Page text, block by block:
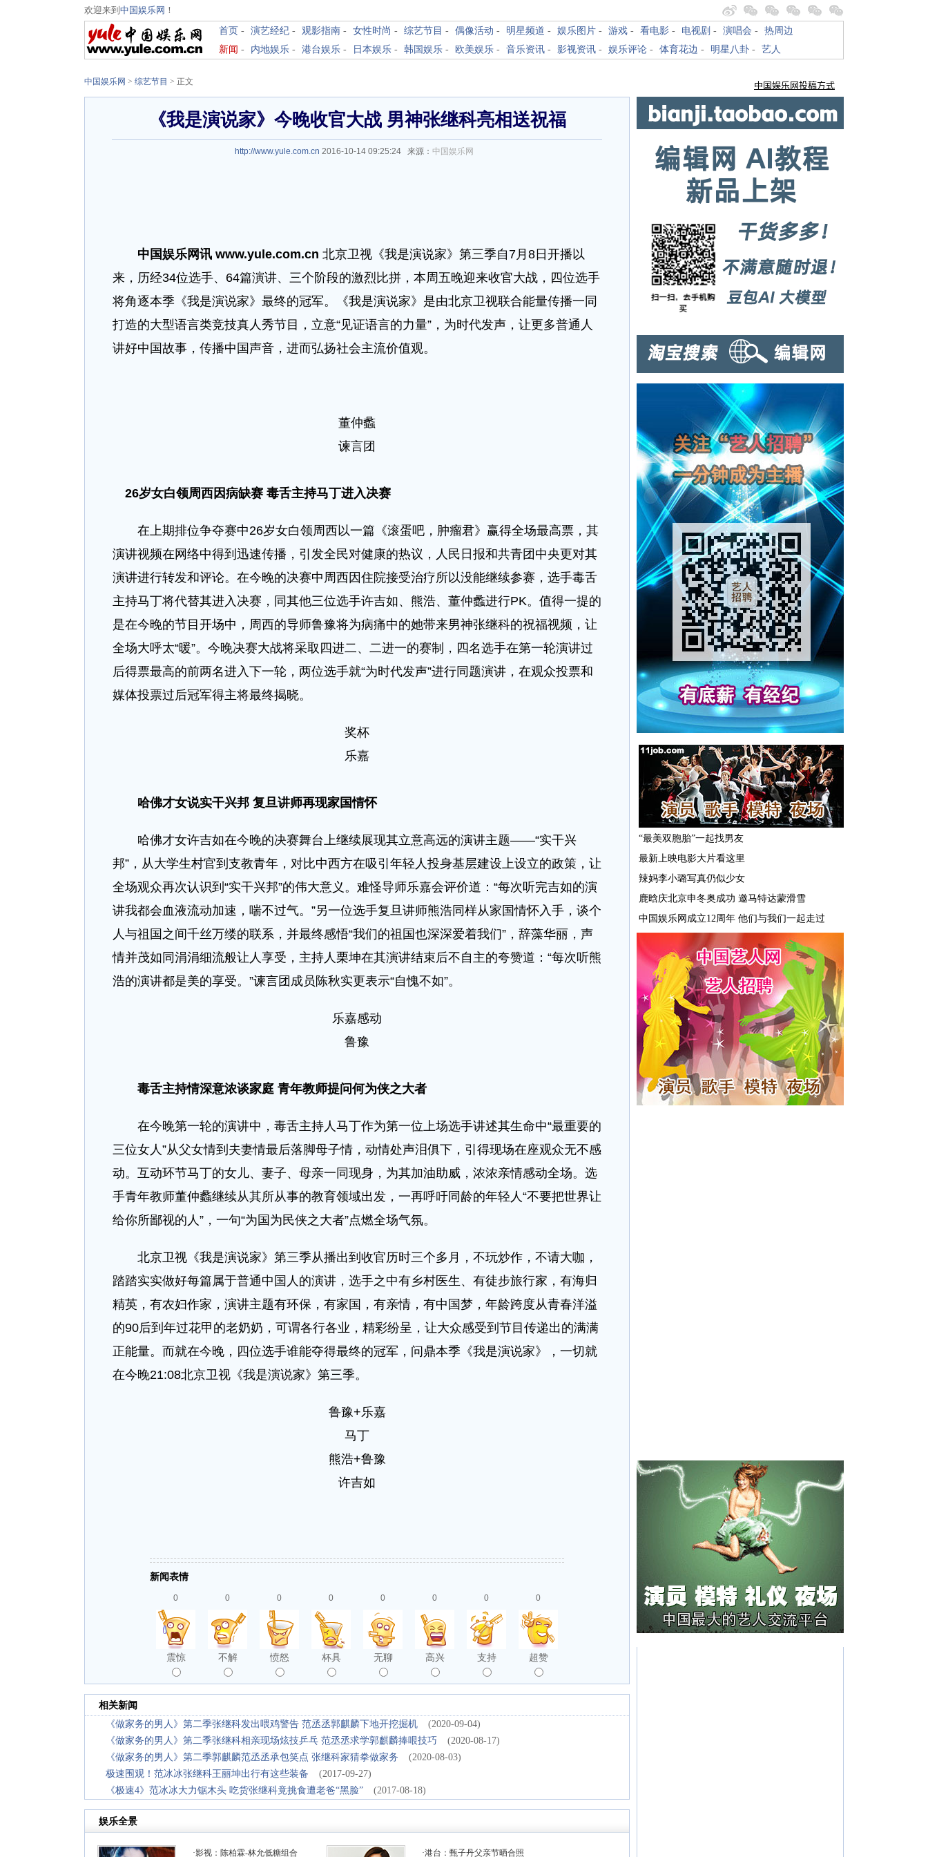
欢迎来到 中国娱乐网 ！
首页 - 演艺经纪 - 观影指南 - 女性时尚 - 综艺节目 - 偶像活动 - 明星频道 - 娱乐图片 - 游戏 - 看电影 - 电视剧 - 演唱会 - 热周边
新闻 - 内地娱乐 - 港台娱乐 - 日本娱乐 - 韩国娱乐 - 欧美娱乐 - 音乐资讯 - 影视资讯 - 娱乐评论 - 体育花边 - 明星八卦 - 艺人
中国娱乐网 > 综艺节目 > 正文
《我是演说家》今晚收官大战 男神张继科亮相送祝福
http://www.yule.com.cn 2016-10-14 09:25:24 来源： 中国娱乐网
中国娱乐网讯 www.yule.com.cn 北京卫视《我是演说家》第三季自7月8日开播以
来，历经34位选手、64篇演讲、三个阶段的激烈比拼，本周五晚迎来收官大战，四位选手
将角逐本季《我是演说家》最终的冠军。《我是演说家》是由北京卫视联合能量传播一同
打造的大型语言类竞技真人秀节目，立意“见证语言的力量”，为时代发声，让更多普通人
讲好中国故事，传播中国声音，进而弘扬社会主流价值观。
董仲蠡
谏言团
26岁女白领周西因病缺赛 毒舌主持马丁进入决赛
在上期排位争夺赛中26岁女白领周西以一篇《滚蛋吧，肿瘤君》赢得全场最高票，其
演讲视频在网络中得到迅速传播，引发全民对健康的热议，人民日报和共青团中央更对其
演讲进行转发和评论。在今晚的决赛中周西因住院接受治疗所以没能继续参赛，选手毒舌
主持马丁将代替其进入决赛，同其他三位选手许吉如、熊浩、董仲蠡进行PK。值得一提的
是在今晚的节目开场中，周西的导师鲁豫将为病痛中的她带来男神张继科的祝福视频，让
全场大呼太“暖”。今晚决赛大战将采取四进二、二进一的赛制，四名选手在第一轮演讲过
后得票最高的前两名进入下一轮，两位选手就“为时代发声”进行同题演讲，在观众投票和
媒体投票过后冠军得主将最终揭晓。
奖杯
乐嘉
哈佛才女说实干兴邦 复旦讲师再现家国情怀
哈佛才女许吉如在今晚的决赛舞台上继续展现其立意高远的演讲主题——“实干兴
邦”，从大学生村官到支教青年，对比中西方在吸引年轻人投身基层建设上设立的政策，让
全场观众再次认识到“实干兴邦”的伟大意义。难怪导师乐嘉会评价道：“每次听完吉如的演
讲我都会血液流动加速，喘不过气。”另一位选手复旦讲师熊浩同样从家国情怀入手，谈个
人与祖国之间千丝万缕的联系，并最终感悟“我们的祖国也深深爱着我们”，辞藻华丽，声
情并茂如同涓涓细流般让人享受，主持人栗坤在其演讲结束后不自主的夸赞道：“每次听熊
浩的演讲都是美的享受。”谏言团成员陈秋实更表示“自愧不如”。
乐嘉感动
鲁豫
毒舌主持情深意浓谈家庭 青年教师提问何为侠之大者
在今晚第一轮的演讲中，毒舌主持人马丁作为第一位上场选手讲述其生命中“最重要的
三位女人”从父女情到夫妻情最后落脚母子情，动情处声泪俱下，引得现场在座观众无不感
动。互动环节马丁的女儿、妻子、母亲一同现身，为其加油助威，浓浓亲情感动全场。选
手青年教师董仲蠡继续从其所从事的教育领域出发，一再呼吁同龄的年轻人“不要把世界让
给你所鄙视的人”，一句“为国为民侠之大者”点燃全场气氛。
北京卫视《我是演说家》第三季从播出到收官历时三个多月，不玩炒作，不请大咖，
踏踏实实做好每篇属于普通中国人的演讲，选手之中有乡村医生、有徒步旅行家，有海归
精英，有农妇作家，演讲主题有环保，有家国，有亲情，有中国梦，年龄跨度从青春洋溢
的90后到年过花甲的老奶奶，可谓各行各业，精彩纷呈，让大众感受到节目传递出的满满
正能量。而就在今晚，四位选手谁能夺得最终的冠军，问鼎本季《我是演说家》，一切就
在今晚21:08北京卫视《我是演说家》第三季。
鲁豫+乐嘉
马丁
熊浩+鲁豫
许吉如
新闻表情
0
震惊
0
不解
0
愤怒
0
杯具
0
无聊
0
高兴
0
支持
0
超赞
相关新闻
《做家务的男人》第二季张继科发出喂鸡警告 范丞丞郭麒麟下地开挖掘机
(2020-09-04)
《做家务的男人》第二季张继科相亲现场炫技乒乓 范丞丞求学郭麒麟捧哏技巧
(2020-08-17)
《做家务的男人》第二季郭麒麟范丞丞承包笑点 张继科家猜拳做家务
(2020-08-03)
极速围观！范冰冰张继科王丽坤出行有这些装备
(2017-09-27)
《极速4》范冰冰大力锯木头 吃货张继科竟挑食遭老爸“黑脸”
(2017-08-18)